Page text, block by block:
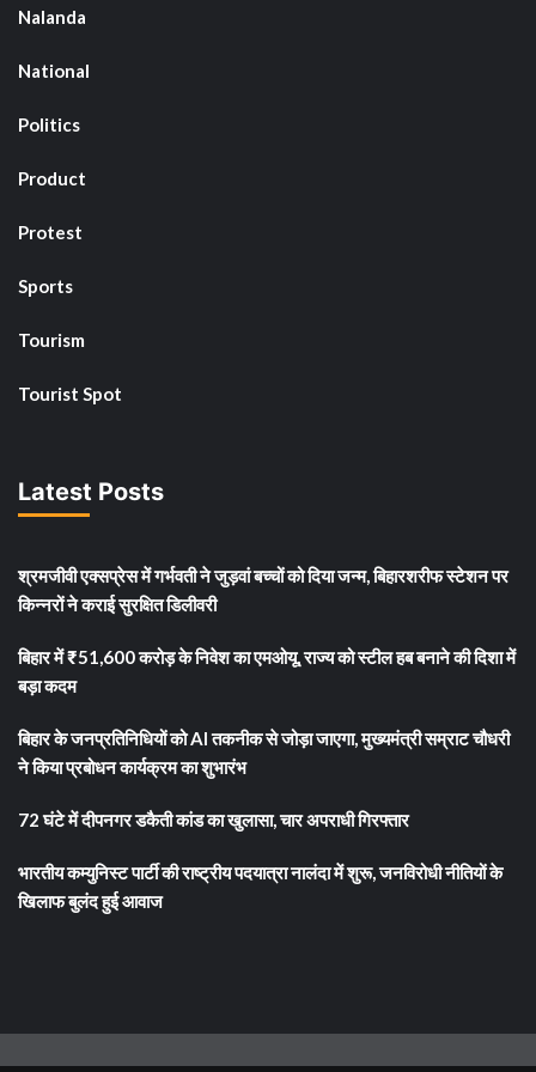
Nalanda
National
Politics
Product
Protest
Sports
Tourism
Tourist Spot
Latest Posts
श्रमजीवी एक्सप्रेस में गर्भवती ने जुड़वां बच्चों को दिया जन्म, बिहारशरीफ स्टेशन पर
किन्नरों ने कराई सुरक्षित डिलीवरी
बिहार में ₹51,600 करोड़ के निवेश का एमओयू, राज्य को स्टील हब बनाने की दिशा में
बड़ा कदम
बिहार के जनप्रतिनिधियों को AI तकनीक से जोड़ा जाएगा, मुख्यमंत्री सम्राट चौधरी
ने किया प्रबोधन कार्यक्रम का शुभारंभ
72 घंटे में दीपनगर डकैती कांड का खुलासा, चार अपराधी गिरफ्तार
भारतीय कम्युनिस्ट पार्टी की राष्ट्रीय पदयात्रा नालंदा में शुरू, जनविरोधी नीतियों के
खिलाफ बुलंद हुई आवाज